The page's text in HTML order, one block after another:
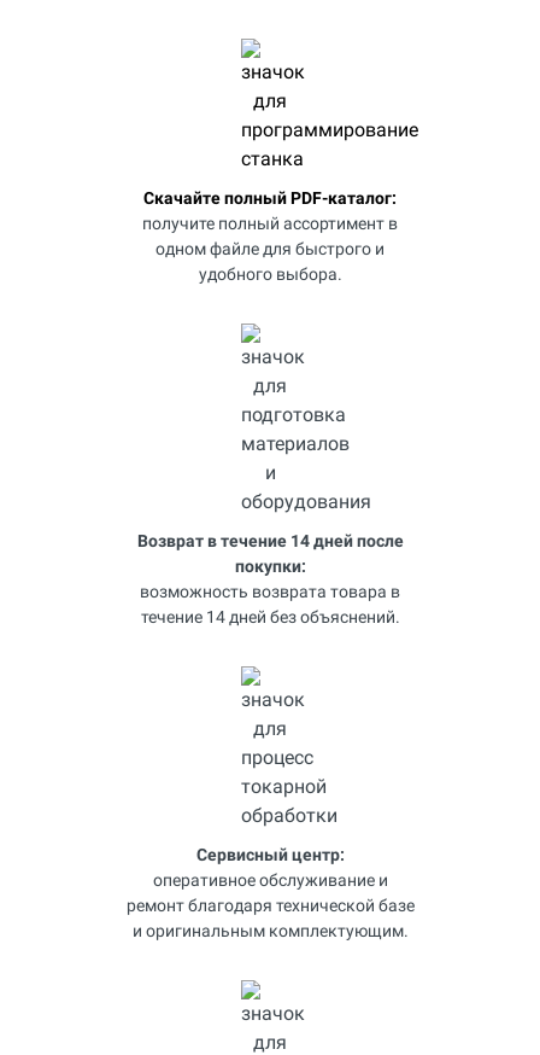
Скачайте полный PDF-каталог:
получите полный ассортимент в
одном файле для быстрого и
удобного выбора.
Возврат в течение 14 дней после
покупки:
возможность возврата товара в
течение 14 дней без объяснений.
Сервисный центр:
оперативное обслуживание и
ремонт благодаря технической базе
и оригинальным комплектующим.